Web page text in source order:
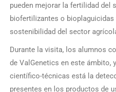
pueden mejorar la fertilidad del
biofertilizantes o
sostenibilidad del sector
Durante la visita, los alumnos
de ValGenetics en este ámbito,
científico-técnicas está la
presentes en los productos de